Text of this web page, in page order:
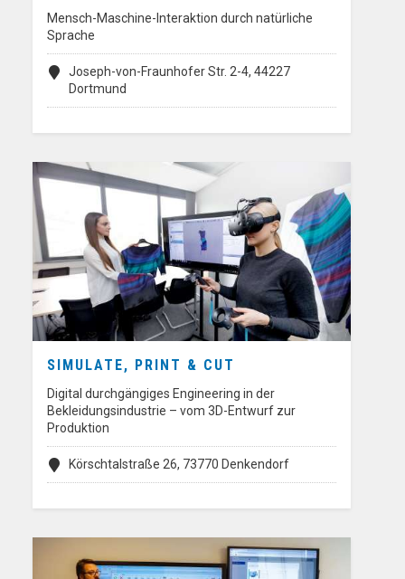
Mensch-Maschine-Interaktion durch natürliche
Sprache
Joseph-von-Fraunhofer Str. 2-4, 44227
Dortmund
SIMULATE, PRINT & CUT
Digital durchgängiges Engineering in der
Bekleidungsindustrie – vom 3D-Entwurf zur
Produktion
Körschtalstraße 26, 73770 Denkendorf